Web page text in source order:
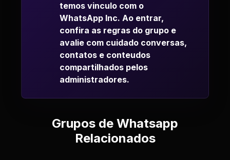
temos vinculo com o
WhatsApp Inc. Ao entrar,
confira as regras do grupo e
avalie com cuidado conversas,
contatos e conteudos
compartilhados pelos
administradores.
Grupos de Whatsapp
Relacionados